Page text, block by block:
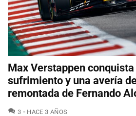
Max Verstappen
sufrimiento y una avería
remontada de Fernando
3 COMENTARIOS
HACE 3 AÑOS